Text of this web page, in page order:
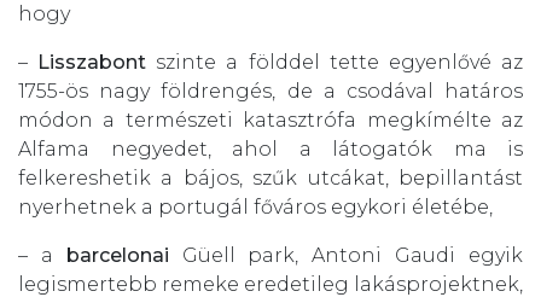
hogy
– Lisszabont szinte a földdel tette egyenlővé az
1755-ös nagy földrengés, de a csodával határos
módon a természeti katasztrófa megkímélte az
Alfama negyedet, ahol a látogatók ma is
felkereshetik a bájos, szűk utcákat, bepillantást
nyerhetnek a portugál főváros egykori életébe,
– a barcelonai Güell park, Antoni Gaudi egyik
legismertebb remeke eredetileg lakásprojektnek,